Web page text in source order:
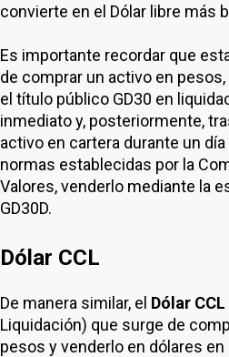
convierte en el Dólar libre más
Es importante recordar que
de comprar un activo en
el título público GD30 en
inmediato y, posteriormente,
activo en cartera durante un
normas establecidas por la
Valores, venderlo mediante la
GD30D.
Dólar CCL
De manera similar, el Dólar CCL
Liquidación) que surge de
pesos y venderlo en dólares